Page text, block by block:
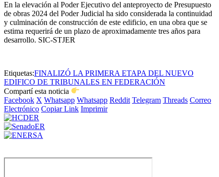
En la elevación al Poder Ejecutivo del anteproyecto de Presupuesto
de obras 2024 del Poder Judicial ha sido considerada la continuidad
y culminación de construcción de este edificio, en una obra que se
estima requerirá de un plazo de aproximadamente tres años para
desarrollo. SIC-STJER
Etiquetas:FINALIZÓ LA PRIMERA ETAPA DEL NUEVO
EDIFICO DE TRIBUNALES EN FEDERACIÓN
Compartí esta noticia
Facebook X Whatsapp Whatsapp Reddit Telegram Threads Correo
Electrónico Copiar Link Imprimir